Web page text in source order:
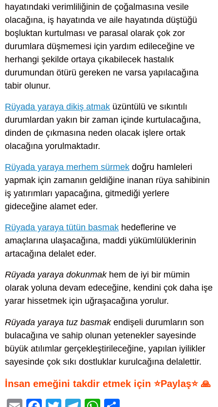
hayatındaki verimliliğinin de çoğalmasına vesile
olacağına, iş hayatında ve aile hayatında düştüğü
boşluktan kurtulması ve parasal olarak çok zor
durumlara düşmemesi için yardım edileceğine ve
herhangi şekilde ortaya çıkabilecek hastalık
durumundan ötürü gereken ne varsa yapılacağına
tabir olunur.
Rüyada yaraya dikiş atmak üzüntülü ve sıkıntılı
durumlardan yakın bir zaman içinde kurtulacağına,
dinden de çıkmasına neden olacak işlere ortak
olacağına yorulmaktadır.
Rüyada yaraya merhem sürmek doğru hamleleri
yapmak için zamanın geldiğine inanan rüya sahibinin
iş yatırımları yapacağına, gitmediği yerlere
gideceğine alamet eder.
Rüyada yaraya tütün basmak hedeflerine ve
amaçlarına ulaşacağına, maddi yükümlülüklerinin
artacağına delalet eder.
Rüyada yaraya dokunmakhem de iyi bir mümin
olarak yoluna devam edeceğine, kendini çok daha işe
yarar hissetmek için uğraşacağına yorulur.
Rüyada yaraya tuz basmakendişeli durumların son
bulacağına ve sahip olunan yetenekler sayesinde
büyük atılımlar gerçekleştirileceğine, yapılan iyilikler
sayesinde çok sıkı dostluklar kurulcağına delalettir.
İnsan emeğini takdir etmek için ⭐Paylaş⭐ 🙏